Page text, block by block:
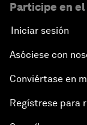
Participe en el
Iniciar sesión
Asóciese con
Conviértase en
Regístrese para